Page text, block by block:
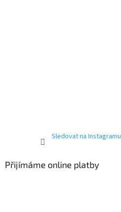
Sledovat na Instagramu
Přijímáme online platby